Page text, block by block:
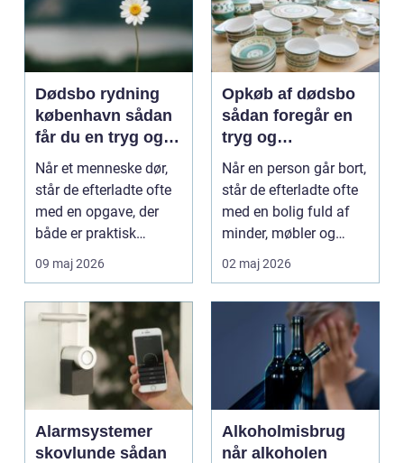
Dødsbo rydning
københavn sådan
får du en tryg og
effektiv løsning
Når et menneske dør,
står de efterladte ofte
med en opgave, der
både er praktisk
krævende og følelse...
09 maj 2026
Opkøb af dødsbo
sådan foregår en
tryg og
professionel
proces
Når en person går bort,
står de efterladte ofte
med en bolig fuld af
minder, møbler og
personlige ej...
02 maj 2026
Alarmsystemer
skovlunde sådan
Alkoholmisbrug
når alkoholen